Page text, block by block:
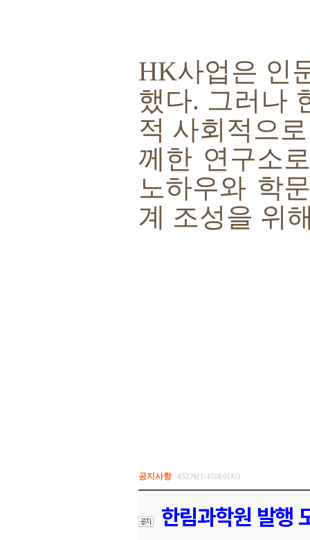
HK사업은 인
했다. 그러나
적 사회적으
께한 연구소
노하우와 학
계 조성을 위
공지사항 452개(1/45페이지)
한림과학원 발행